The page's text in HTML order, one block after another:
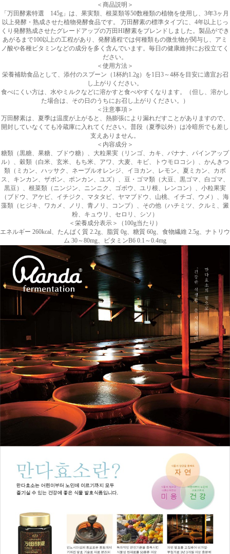
＜商品説明＞
「 万田酵素特選 145g 」は、果実類、根菜類等50数種類の植物を使用し、3年3ヶ月
以上発酵・熟成させた植物発酵食品です。 万田酵素の標準タイプに、4年以上じっ
くり発酵熟成させたグレードアップの万田HI酵素をブレンドしました。製品ができ
あがるまで100以上の工程があり、発酵過程では何種類もの微生物が関与し、アミ
ノ酸や各種ビタミンなどの成分を多く含んでいます。毎日の健康維持にお役立てく
ださい。
＜使用方法＞
栄養補助食品として、添付のスプーン（1杯約1.2g）を1日3～4杯を目安に適宜お召
し上がりください。
食べにくい方は、水やミルクなどに溶かすと食べやすくなります。（但し、溶かし
た場合は、その日のうちにお召し上がりください。）
＜注意事項＞
万田酵素は、夏季は温度が上がると、熱膨張により漏れだすことがありますので、
開封していなくても冷蔵庫に入れてください。普段（夏季以外）は冷暗所でも差し
支えありません。
＜内容成分＞
糖類（黒糖、果糖、ブドウ糖）、大粒果実（リンゴ、カキ、バナナ、パインアップ
ル）、穀類（白米、玄米、もち米、アワ、大麦、キビ、トウモロコシ）、かんきつ
類（ミカン、ハッサク、ネーブルオレンジ、イヨカン、レモン、夏ミカン、カボ
ス、キンカン、ザボン、ポンカン、ユズ）、豆・ゴマ類（大豆、黒ゴマ、白ゴマ、
黒豆）、根菜類（ニンジン、ニンニク、ゴボウ、ユリ根、レンコン）、小粒果実
（ブドウ、アケビ、イチジク、マタタビ、ヤマブドウ、山桃、イチゴ、ウメ）、海
藻類（ヒジキ、ワカメ、ノリ、青ノリ、コンブ）、その他（ハチミツ、クルミ、澱
粉、キュウリ、セロリ、シソ）
＜栄養成分表示＞（100g当たり）
エネルギー 260kcal、たんぱく質 2.2g、脂質 0g、糖質 60g、食物繊維 2.5g、ナトリウ
ム 30～80mg、ビタミンB6 0.1～0.4mg